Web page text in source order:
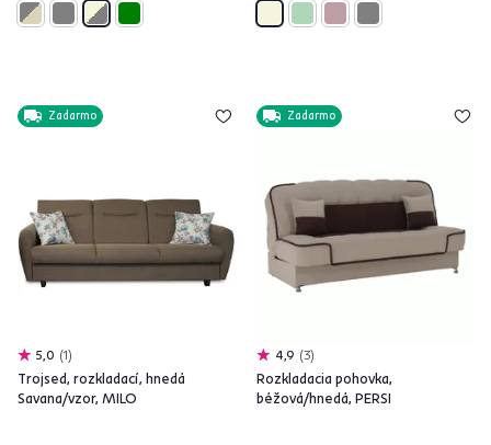
Zadarmo
5,0 1
Trojsed, rozkladací, hnedá
Savana/vzor, MILO
Zadarmo
4,9 3
Rozkladacia pohovka,
béžová/hnedá, PERSI